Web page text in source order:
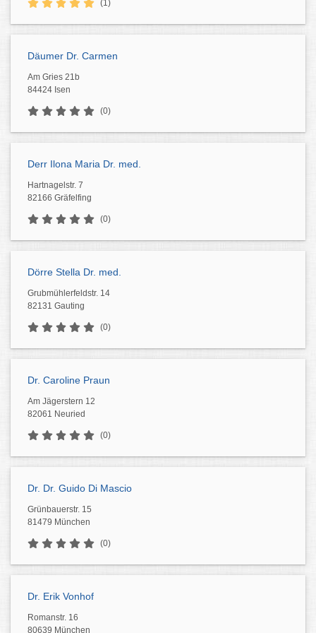
(1)
Däumer Dr. Carmen
Am Gries 21b
84424 Isen
(0)
Derr Ilona Maria Dr. med.
Hartnagelstr. 7
82166 Gräfelfing
(0)
Dörre Stella Dr. med.
Grubmühlerfeldstr. 14
82131 Gauting
(0)
Dr. Caroline Praun
Am Jägerstern 12
82061 Neuried
(0)
Dr. Dr. Guido Di Mascio
Grünbauerstr. 15
81479 München
(0)
Dr. Erik Vonhof
Romanstr. 16
80639 München